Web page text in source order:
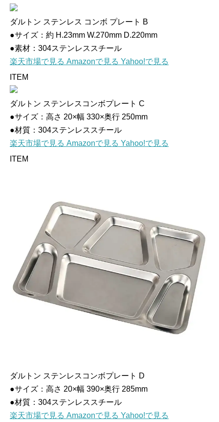
ダルトン ステンレス コンボ プレート B
●サイズ：約 H.23mm W.270mm D.220mm
●素材：304ステンレススチール
楽天市場で見る Amazonで見る Yahoo!で見る
ITEM
ダルトン ステンレスコンボプレート C
●サイズ：高さ 20×幅 330×奥行 250mm
●材質：304ステンレススチール
楽天市場で見る Amazonで見る Yahoo!で見る
ITEM
ダルトン ステンレスコンボプレート D
●サイズ：高さ 20×幅 390×奥行 285mm
●材質：304ステンレススチール
楽天市場で見る Amazonで見る Yahoo!で見る